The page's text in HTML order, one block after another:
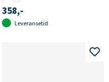
358,-
Leveransetid